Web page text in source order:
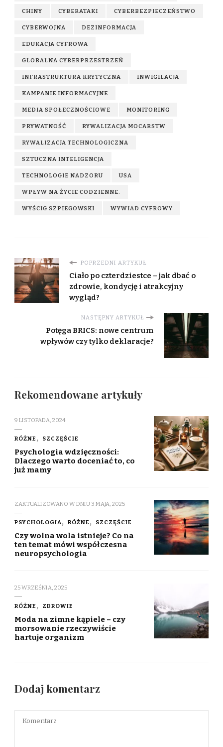
CHINY CYBERATAKI CYBERBEZPIECZEŃSTWO
CYBERWOJNA DEZINFORMACJA
EDUKACJA CYFROWA
GLOBALNA CYBERPRZESTRZEŃ
INFRASTRUKTURA KRYTYCZNA INWIGILACJA
KAMPANIE INFORMACYJNE
MEDIA SPOŁECZNOŚCIOWE MONITORING
PRYWATNOŚĆ RYWALIZACJA MOCARSTW
RYWALIZACJA TECHNOLOGICZNA
SZTUCZNA INTELIGENCJA
TECHNOLOGIE NADZORU USA
WPŁYW NA ŻYCIE CODZIENNE.
WYŚCIG SZPIEGOWSKI WYWIAD CYFROWY
POPRZEDNI ARTYKUŁ
Ciało po czterdziestce – jak dbać o
zdrowie, kondycję i atrakcyjny
wygląd?
NASTĘPNY ARTYKUŁ
Potęga BRICS: nowe centrum
wpływów czy tylko deklaracje?
Rekomendowane artykuły
9 LISTOPADA, 2024
RÓŻNE SZCZĘŚCIE
Psychologia wdzięczności:
Dlaczego warto doceniać to, co
już mamy
ZAKTUALIZOWANO W DNIU 3 MAJA, 2025
PSYCHOLOGIA RÓŻNE SZCZĘŚCIE
Czy wolna wola istnieje? Co na
ten temat mówi współczesna
neuropsychologia
25 WRZEŚNIA, 2025
RÓŻNE ZDROWIE
Moda na zimne kąpiele – czy
morsowanie rzeczywiście
hartuje organizm
Dodaj komentarz